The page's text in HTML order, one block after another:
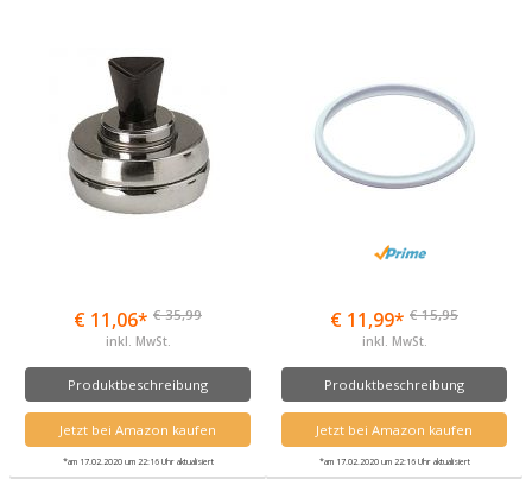
€ 11,06* € 35,99
inkl. MwSt.
Produktbeschreibung
Jetzt bei Amazon kaufen
*am 17.02.2020 um 22:16 Uhr aktualisiert
€ 11,99* € 15,95
inkl. MwSt.
Produktbeschreibung
Jetzt bei Amazon kaufen
*am 17.02.2020 um 22:16 Uhr aktualisiert